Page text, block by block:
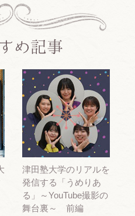
津田塾大学のリアルを
発信する「うめりあ
る」～YouTube撮影の
舞台裏～ 前編